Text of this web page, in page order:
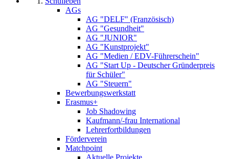
AGs
AG "DELF" (Französisch)
AG "Gesundheit"
AG "JUNIOR"
AG "Kunstprojekt"
AG "Medien / EDV-Führerschein"
AG "Start Up - Deutscher Gründerpreis
für Schüler"
AG "Steuern"
Bewerbungswerkstatt
Erasmus+
Job Shadowing
Kaufmann/-frau International
Lehrerfortbildungen
Förderverein
Matchpoint
Aktuelle Projekte